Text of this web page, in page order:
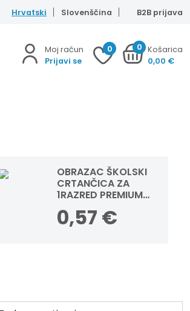
Hrvatski Slovenščina B2B prijava
Moj račun
Prijavi se
0 0 Košarica
0,00 €
OBRAZAC ŠKOLSKI
CRTANČICA ZA
1RAZRED PREMIUM
CONNECT GIRL
0,57 €